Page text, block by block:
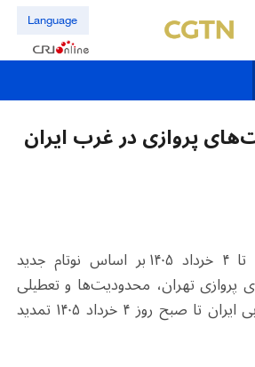
Language
پروازی در غرب ایران
فضای هوایی ایران تا ۴ خرداد ۱۴۰۵ بر اساس نوتام جدید
تهران، محدودیت‌ها و تعطیلی
فرودگاه‌های بخش غربی ایران تا صبح روز ۴ خرداد ۱۴۰۵ تمدید